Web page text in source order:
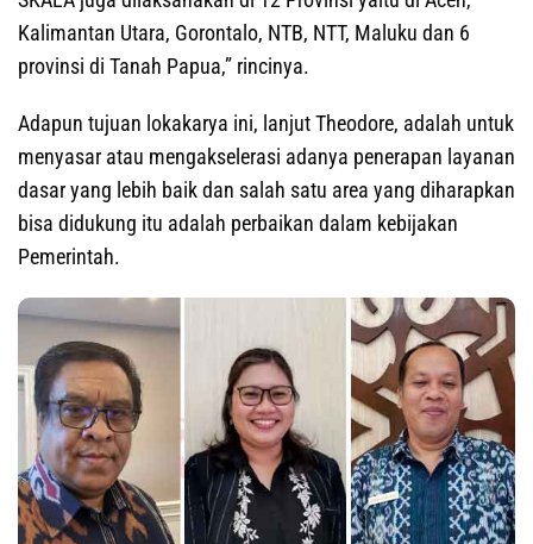
Kalimantan Utara, Gorontalo, NTB, NTT, Maluku dan 6
provinsi di Tanah Papua,” rincinya.
Adapun tujuan lokakarya ini, lanjut Theodore, adalah untuk
menyasar atau mengakselerasi adanya penerapan layanan
dasar yang lebih baik dan salah satu area yang diharapkan
bisa didukung itu adalah perbaikan dalam kebijakan
Pemerintah.